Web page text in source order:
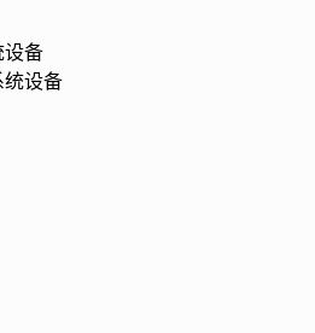
设备
统设备